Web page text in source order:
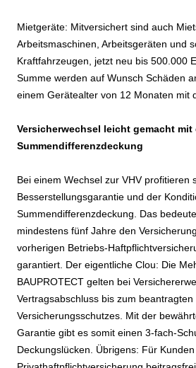
Mietgeräte: Mitversichert sind auch
Arbeitsmaschinen, Arbeitsgeräten und
Kraftfahrzeugen, jetzt neu bis 500.000
Summe werden auf Wunsch Schäden
einem Gerätealter von 12 Monaten mit
Versicherwechsel leicht gemacht
Summendifferenzdeckung
Bei einem Wechsel zur VHV profitieren
Besserstellungsgarantie und der
Summendifferenzdeckung. Das
mindestens fünf Jahre den
vorherigen Betriebs-
garantiert. Der eigentliche Clou: Die
BAUPROTECT gelten bei
Vertragsabschluss bis zum
Versicherungsschutzes. Mit der
Garantie gibt es somit einen 3-fach-
Deckungslücken. Übrigens: Für